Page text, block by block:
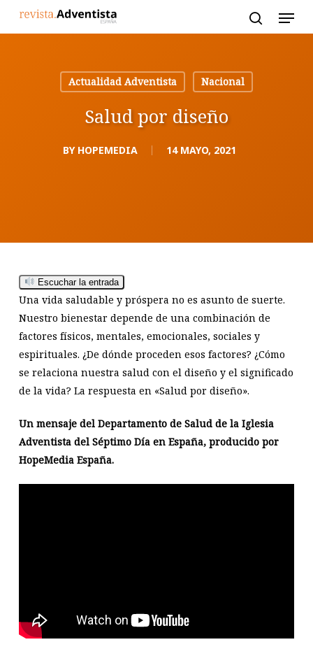
Actualidad Adventista
Nacional
Salud por diseño
BY HOPEMEDIA 14 MAYO, 2021
Escuchar la entrada
Una vida saludable y próspera no es asunto de suerte.
Nuestro bienestar depende de una combinación de
factores físicos, mentales, emocionales, sociales y
espirituales. ¿De dónde proceden esos factores? ¿Cómo
se relaciona nuestra salud con el diseño y el significado
de la vida? La respuesta en «Salud por diseño».
Un mensaje del Departamento de Salud de la Iglesia
Adventista del Séptimo Día en España, producido por
HopeMedia España.